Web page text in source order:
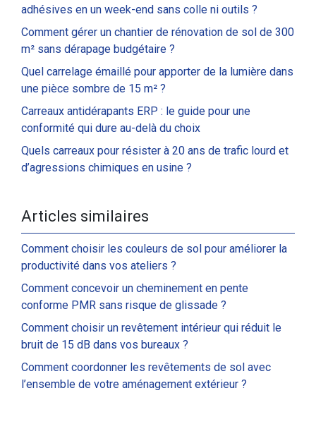
adhésives en un week-end sans colle ni outils ?
Comment gérer un chantier de rénovation de sol de 300
m² sans dérapage budgétaire ?
Quel carrelage émaillé pour apporter de la lumière dans
une pièce sombre de 15 m² ?
Carreaux antidérapants ERP : le guide pour une
conformité qui dure au-delà du choix
Quels carreaux pour résister à 20 ans de trafic lourd et
d’agressions chimiques en usine ?
Articles similaires
Comment choisir les couleurs de sol pour améliorer la
productivité dans vos ateliers ?
Comment concevoir un cheminement en pente
conforme PMR sans risque de glissade ?
Comment choisir un revêtement intérieur qui réduit le
bruit de 15 dB dans vos bureaux ?
Comment coordonner les revêtements de sol avec
l’ensemble de votre aménagement extérieur ?